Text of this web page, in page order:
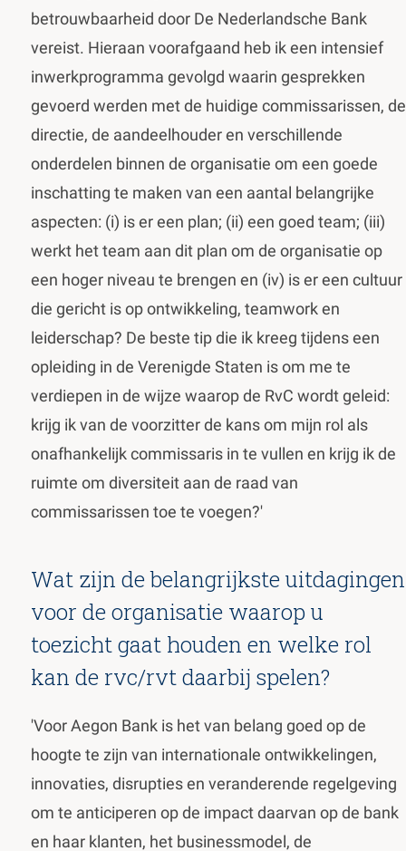
betrouwbaarheid door De Nederlandsche Bank
vereist. Hieraan voorafgaand heb ik een intensief
inwerkprogramma gevolgd waarin gesprekken
gevoerd werden met de huidige commissarissen, de
directie, de aandeelhouder en verschillende
onderdelen binnen de organisatie om een goede
inschatting te maken van een aantal belangrijke
aspecten: (i) is er een plan; (ii) een goed team; (iii)
werkt het team aan dit plan om de organisatie op
een hoger niveau te brengen en (iv) is er een cultuur
die gericht is op ontwikkeling, teamwork en
leiderschap? De beste tip die ik kreeg tijdens een
opleiding in de Verenigde Staten is om me te
verdiepen in de wijze waarop de RvC wordt geleid:
krijg ik van de voorzitter de kans om mijn rol als
onafhankelijk commissaris in te vullen en krijg ik de
ruimte om diversiteit aan de raad van
commissarissen toe te voegen?'
Wat zijn de belangrijkste uitdagingen
voor de organisatie waarop u
toezicht gaat houden en welke rol
kan de rvc/rvt daarbij spelen?
'Voor Aegon Bank is het van belang goed op de
hoogte te zijn van internationale ontwikkelingen,
innovaties, disrupties en veranderende regelgeving
om te anticiperen op de impact daarvan op de bank
en haar klanten, het businessmodel, de